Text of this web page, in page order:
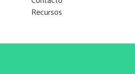
Recursos